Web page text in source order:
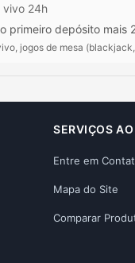
vivo 24h
primeiro depósito
jogos de mesa
SERVIÇOS
Entre em
Mapa do Site
Comparar